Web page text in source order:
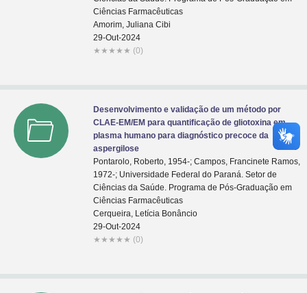
Ciências Farmacêuticas
Amorim, Juliana Cibi
29-Out-2024
★ ★ ★ ★ ★ (0)
Desenvolvimento e validação de um método por
CLAE-EM/EM para quantificação de gliotoxina em
plasma humano para diagnóstico precoce da
aspergilose
Pontarolo, Roberto, 1954-; Campos, Francinete Ramos,
1972-; Universidade Federal do Paraná. Setor de
Ciências da Saúde. Programa de Pós-Graduação em
Ciências Farmacêuticas
Cerqueira, Letícia Bonâncio
29-Out-2024
★ ★ ★ ★ ★ (0)